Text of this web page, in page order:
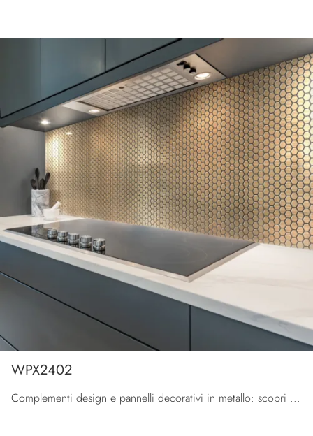
WPX2402
Complementi design e pannelli decorativi in metallo: scopri di più sul modello WPX2402 di Pintdecor Wallpanel e potrai impreziosire i tuoi locali.